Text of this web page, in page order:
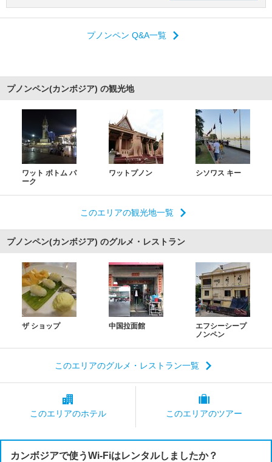
プノンペン Q&A一覧
プノンペン(カンボジア) の観光地
ワット ボトム パ
ーク
ワットプノン シソワス キー
このエリアの観光地一覧
プノンペン(カンボジア) のグルメ・レストラン
ザ ショップ 中国拉面館
エフシーシープ
ノンペン
このエリアのグルメ・レストラン一覧
このエリアのホテル このエリアのツアー
カンボジアで使うWi-Fiはレンタルしましたか？